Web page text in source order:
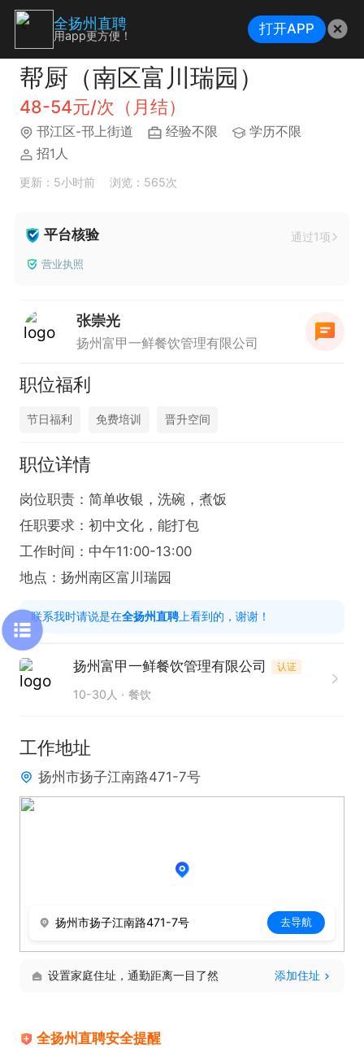
帮厨（南区富川瑞园）
48-54元/次（月结）
邗江区-邗上街道 经验不限
学历不限
招1人
更新：5小时前 浏览：565次
平台核验 通过1项
营业执照
张崇光
扬州富甲一鲜餐饮管理有限公司
职位福利
节日福利 免费培训 晋升空间
职位详情
岗位职责：简单收银，洗碗，煮饭
任职要求：初中文化，能打包
工作时间：中午11:00-13:00
地点：扬州南区富川瑞园
联系我时请说是在全扬州直聘 上看到的，谢谢！
扬州富甲一鲜餐饮管理有限公司 认证
10-30人 餐饮
工作地址
扬州市扬子江南路471-7号
扬州市扬子江南路471-7号 去导航
设置家庭住址，通勤距离一目了然 添加住址
全扬州直聘安全提醒
全扬州直聘
用app更方便！ 打开APP